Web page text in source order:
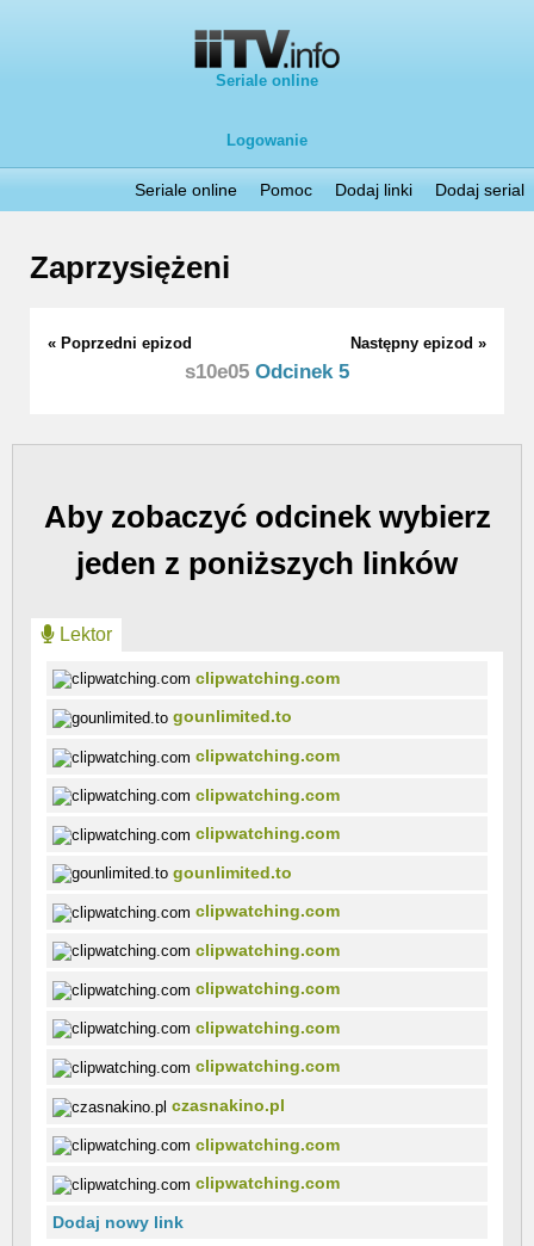
Seriale online
Logowanie
Seriale online Pomoc Dodaj linki Dodaj serial
Zaprzysiężeni
« Poprzedni epizod Następny epizod »
s10e05 Odcinek 5
Aby zobaczyć odcinek wybierz
jeden z poniższych linków
Lektor
clipwatching.com
gounlimited.to
clipwatching.com
clipwatching.com
clipwatching.com
gounlimited.to
clipwatching.com
clipwatching.com
clipwatching.com
clipwatching.com
clipwatching.com
czasnakino.pl
clipwatching.com
clipwatching.com
Dodaj nowy link